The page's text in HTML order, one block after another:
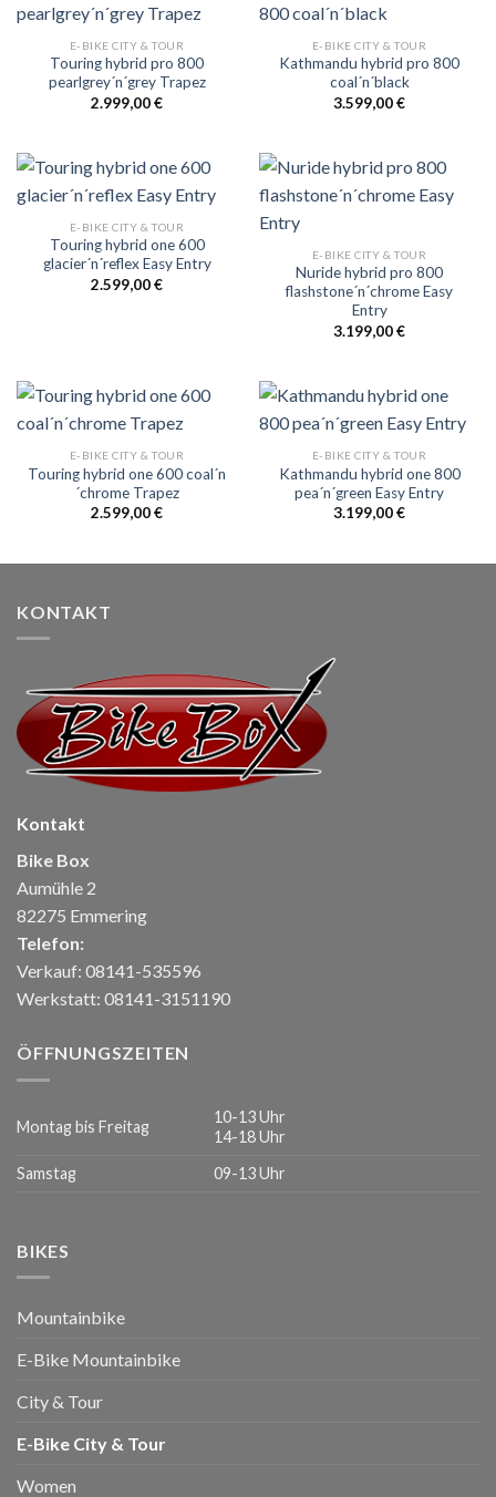
E-BIKE CITY & TOUR
Touring hybrid pro 800
pearlgrey´n´grey Trapez
2.999,00€
E-BIKE CITY & TOUR
Kathmandu hybrid pro 800
coal´n´black
3.599,00€
E-BIKE CITY & TOUR
Touring hybrid one 600
glacier´n´reflex Easy Entry
2.599,00€
E-BIKE CITY & TOUR
Nuride hybrid pro 800
flashstone´n´chrome Easy
Entry
3.199,00€
E-BIKE CITY & TOUR
Touring hybrid one 600 coal´n
´chrome Trapez
2.599,00€
E-BIKE CITY & TOUR
Kathmandu hybrid one 800
pea´n´green Easy Entry
3.199,00€
KONTAKT
Kontakt
Bike Box
Aumühle 2
82275 Emmering
Telefon:
Verkauf: 08141-535596
Werkstatt: 08141-3151190
ÖFFNUNGSZEITEN
Montag bis Freitag
10-13 Uhr
14-18 Uhr
Samstag
09-13 Uhr
BIKES
Mountainbike
E-Bike Mountainbike
City & Tour
E-Bike City & Tour
Women